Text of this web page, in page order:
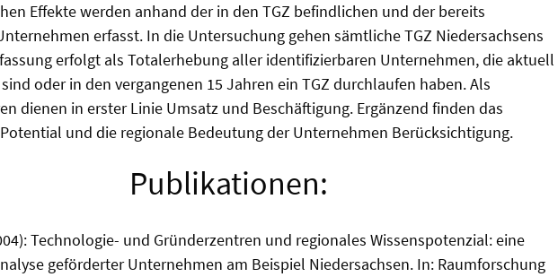
Effekte werden anhand der in den TGZ befindlichen und der bereits
erfasst. In die Untersuchung gehen sämtliche TGZ Niedersachsens
erfolgt als Totalerhebung aller identifizierbaren Unternehmen, die aktuell
sind oder in den vergangenen 15 Jahren ein TGZ durchlaufen haben. Als
dienen in erster Linie Umsatz und Beschäftigung. Ergänzend finden das
und die regionale Bedeutung der Unternehmen Berücksichtigung.
Publikationen:
Technologie- und Gründerzentren und regionales Wissenspotenzial: eine
geförderter Unternehmen am Beispiel Niedersachsen. In: Raumforschung